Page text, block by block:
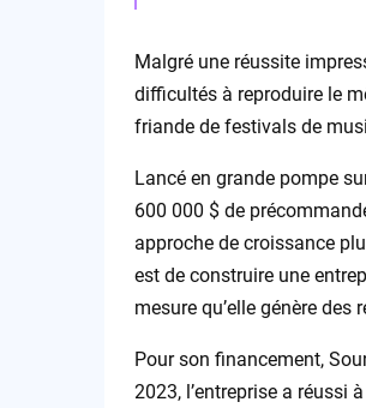
Malgré une réussite
difficultés à reproduire le
friande de festivals de
Lancé en grande pompe
600 000 $ de
approche de croissance
est de construire une
mesure qu’elle génère des
Pour son financement,
2023, l’entreprise a réussi